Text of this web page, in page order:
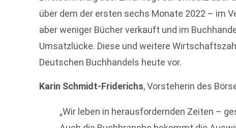
über dem der ersten sechs Monate 2022 – im
aber weniger Bücher verkauft und im
Umsatzlücke. Diese und weitere
Deutschen Buchhandels heute vor.
Karin Schmidt-Friderichs, Vorsteherin des
„Wir leben in herausfordernden Zeiten –